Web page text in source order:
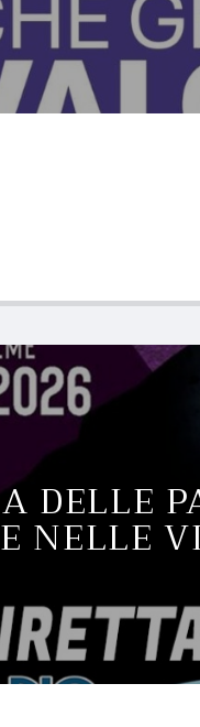
DELLE
NELLE